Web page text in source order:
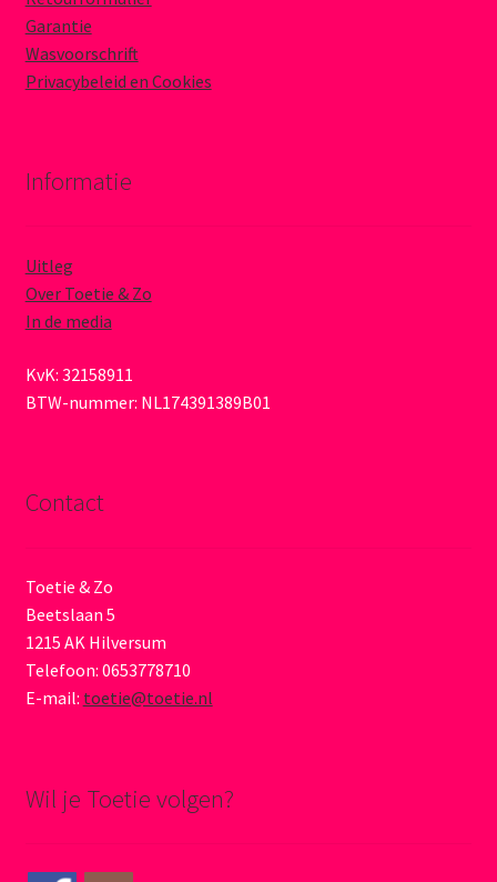
Garantie
Wasvoorschrift
Privacybeleid en Cookies
Informatie
Uitleg
Over Toetie & Zo
In de media
KvK: 32158911
BTW-nummer: NL174391389B01
Contact
Toetie & Zo
Beetslaan 5
1215 AK Hilversum
Telefoon: 0653778710
E-mail: toetie@toetie.nl
Wil je Toetie volgen?